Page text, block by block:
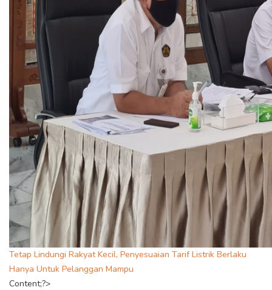
Tetap Lindungi Rakyat Kecil, Penyesuaian Tarif Listrik Berlaku
Hanya Untuk Pelanggan Mampu
Content;?>